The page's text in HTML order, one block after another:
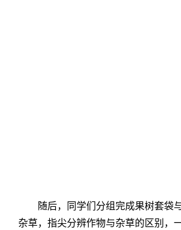
随后，同学们分组完成果树套袋
杂草，指尖分辨作物与杂草的区别，